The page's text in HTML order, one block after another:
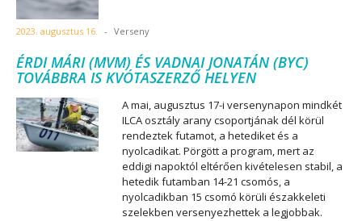
2023. augusztus 16. - Verseny
ÉRDI MÁRI (MVM) ÉS VADNAI JONATÁN (BYC)
TOVÁBBRA IS KVÓTASZERZŐ HELYEN
A mai, augusztus 17-i versenynapon mindkét
ILCA osztály arany csoportjának dél körül
rendeztek futamot, a hetediket és a
nyolcadikat. Pörgött a program, mert az
eddigi napoktól eltérően kivételesen stabil, a
hetedik futamban 14-21 csomós, a
nyolcadikban 15 csomó körüli északkeleti
szelekben versenyezhettek a legjobbak.